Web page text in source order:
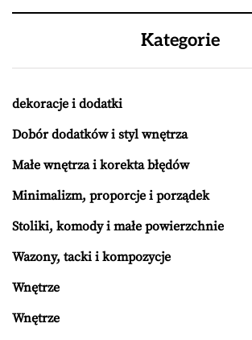
Kategorie
dekoracje i dodatki
Dobór dodatków i styl wnętrza
Małe wnętrza i korekta błędów
Minimalizm, proporcje i porządek
Stoliki, komody i małe powierzchnie
Wazony, tacki i kompozycje
Wnętrze
Wnętrze